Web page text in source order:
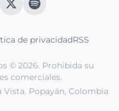
de privacidadRSS
© 2026. Prohibida su
comerciales.
Vista. Popayán, Colombia